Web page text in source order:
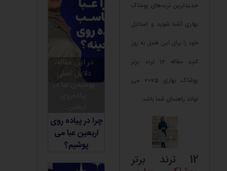
جدیدترین ترندهای پوشاک
بهاری آشنا شوید و استایل
خود را برای این فصل به روز
کنید مقاله 12 ترند برتر
پوشاک بهاری 2025 می
تواند راهنمای شما باشد.
12 ترند برتر
در این مقاله،
دلایل اصلی
پوشیدن عبا در
چرا در پیاده روی
اربعین عبا می
پوشیم؟